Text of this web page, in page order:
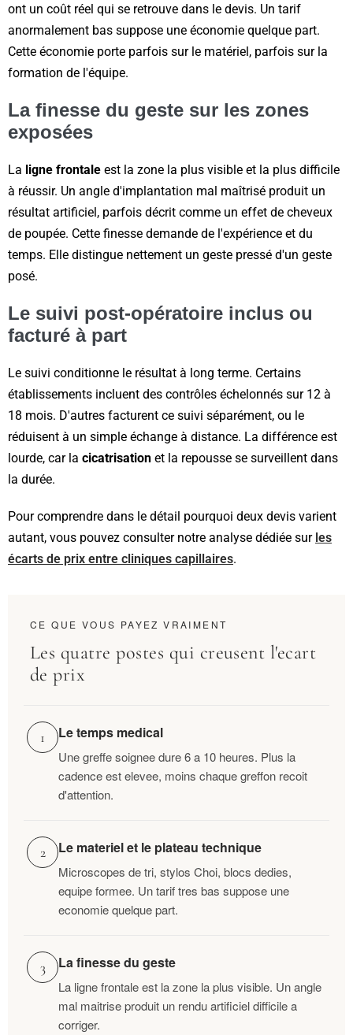
ont un coût réel qui se retrouve dans le devis. Un tarif
anormalement bas suppose une économie quelque part.
Cette économie porte parfois sur le matériel, parfois sur la
formation de l'équipe.
La finesse du geste sur les zones
exposées
La ligne frontale est la zone la plus visible et la plus difficile
à réussir. Un angle d'implantation mal maîtrisé produit un
résultat artificiel, parfois décrit comme un effet de cheveux
de poupée. Cette finesse demande de l'expérience et du
temps. Elle distingue nettement un geste pressé d'un geste
posé.
Le suivi post-opératoire inclus ou
facturé à part
Le suivi conditionne le résultat à long terme. Certains
établissements incluent des contrôles échelonnés sur 12 à
18 mois. D'autres facturent ce suivi séparément, ou le
réduisent à un simple échange à distance. La différence est
lourde, car la cicatrisation et la repousse se surveillent dans
la durée.
Pour comprendre dans le détail pourquoi deux devis varient
autant, vous pouvez consulter notre analyse dédiée sur les
écarts de prix entre cliniques capillaires.
CE QUE VOUS PAYEZ VRAIMENT
Les quatre postes qui creusent l'ecart
de prix
1 Le temps medical
Une greffe soignee dure 6 a 10 heures. Plus la
cadence est elevee, moins chaque greffon recoit
d'attention.
2 Le materiel et le plateau technique
Microscopes de tri, stylos Choi, blocs dedies,
equipe formee. Un tarif tres bas suppose une
economie quelque part.
3 La finesse du geste
La ligne frontale est la zone la plus visible. Un angle
mal maitrise produit un rendu artificiel difficile a
corriger.